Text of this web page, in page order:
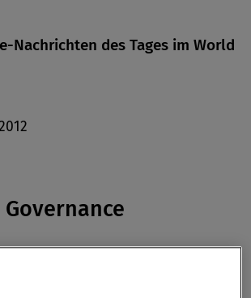
Nachrichten des Tages im World
Bericht der